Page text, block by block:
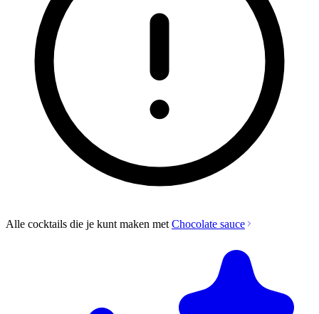
Alle cocktails die je kunt maken met Chocolate sauce